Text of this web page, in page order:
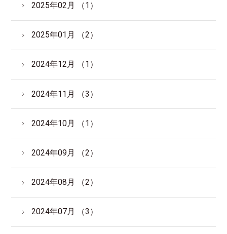
2025年02月 （1）
2025年01月 （2）
2024年12月 （1）
2024年11月 （3）
2024年10月 （1）
2024年09月 （2）
2024年08月 （2）
2024年07月 （3）